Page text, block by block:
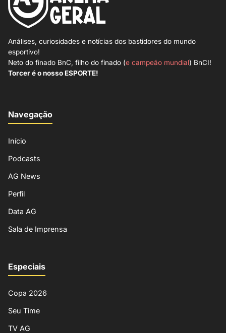
Análises, curiosidades e notícias dos bastidores do mundo
esportivo!
Neto do finado BnC, filho do finado (e campeão mundial) BnCI!
Torcer é o nosso ESPORTE!
Navegação
Início
Podcasts
AG News
Perfil
Data AG
Sala de Imprensa
Especiais
Copa 2026
Seu Time
TV AG